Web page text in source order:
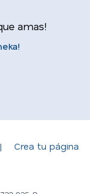
amas!
|
Crea tu página